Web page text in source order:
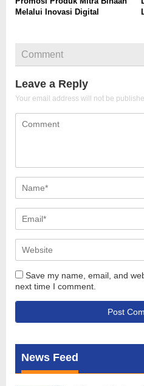
Melalui Inovasi Digital
Comment
Leave a Reply
Your email address will not be
Save my name, email, and
next time I comment.
News Feed